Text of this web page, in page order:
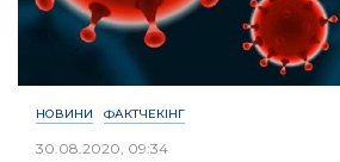
НОВИНИ ФАКТЧЕКІНГ
30.08.2020, 09:34